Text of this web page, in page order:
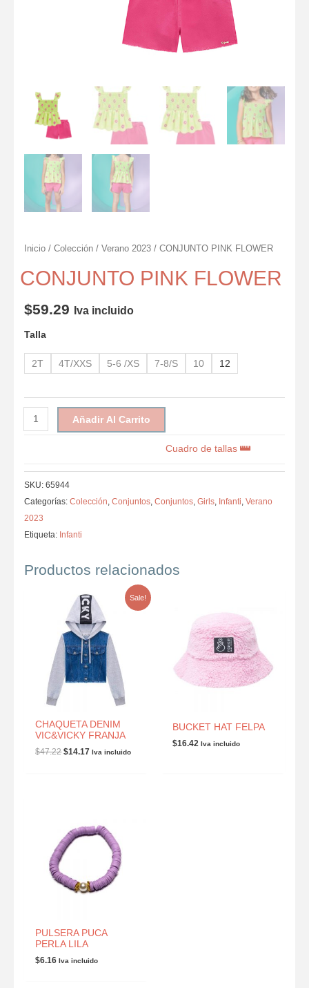
Inicio / Colección / Verano 2023 / CONJUNTO PINK FLOWER
CONJUNTO PINK FLOWER
$59.29 Iva incluido
Talla
2T 4T/XXS 5-6 /XS 7-8/S 10 12
Añadir Al Carrito
Cuadro de tallas
SKU: 65944
Categorías: Colección Conjuntos Conjuntos Girls Infanti Verano
2023
Etiqueta: Infanti
Productos relacionados
Sale!
CHAQUETA DENIM
VIC&VICKY FRANJA
$47.22 $14.17 Iva incluido
BUCKET HAT FELPA
$16.42 Iva incluido
PULSERA PUCA
PERLA LILA
$6.16 Iva incluido